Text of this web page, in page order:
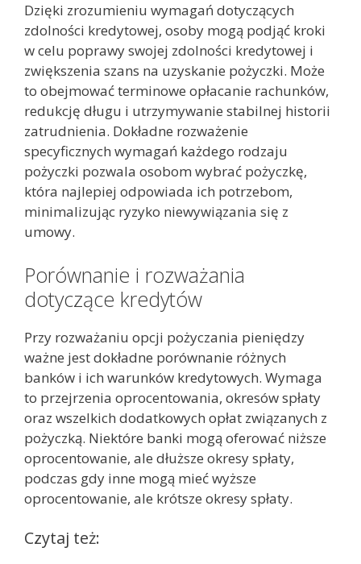
Dzięki zrozumieniu wymagań dotyczących
zdolności kredytowej, osoby mogą podjąć kroki
w celu poprawy swojej zdolności kredytowej i
zwiększenia szans na uzyskanie pożyczki. Może
to obejmować terminowe opłacanie rachunków,
redukcję długu i utrzymywanie stabilnej historii
zatrudnienia. Dokładne rozważenie
specyficznych wymagań każdego rodzaju
pożyczki pozwala osobom wybrać pożyczkę,
która najlepiej odpowiada ich potrzebom,
minimalizując ryzyko niewywiązania się z
umowy.
Porównanie i rozważania
dotyczące kredytów
Przy rozważaniu opcji pożyczania pieniędzy
ważne jest dokładne porównanie różnych
banków i ich warunków kredytowych. Wymaga
to przejrzenia oprocentowania, okresów spłaty
oraz wszelkich dodatkowych opłat związanych z
pożyczką. Niektóre banki mogą oferować niższe
oprocentowanie, ale dłuższe okresy spłaty,
podczas gdy inne mogą mieć wyższe
oprocentowanie, ale krótsze okresy spłaty.
Czytaj też: